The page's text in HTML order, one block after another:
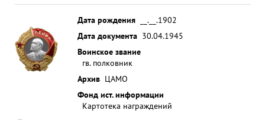
Дата рождения
__.__.1902
Дата документа 30.04.1945
Воинское звание
гв. полковник
Архив ЦАМО
Фонд ист. информации
Картотека награждений